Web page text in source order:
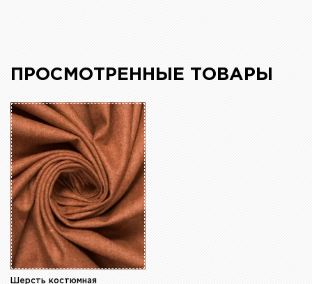
ПРОСМОТРЕННЫЕ ТОВАРЫ
Шерсть костюмная